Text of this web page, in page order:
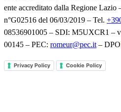
ente accreditato dalla Regione Lazio
n°G02516 del 06/03/2019 – Tel.
08536901005 – SDI: M5UXCR1 –
00145 – PEC: romeur@pec.it –
Privacy Policy Cookie Policy